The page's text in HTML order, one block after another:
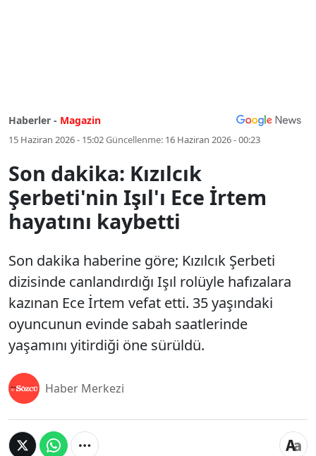
Haberler - Magazin
15 Haziran 2026 - 15:02Güncellenme: 16 Haziran 2026 - 00:23
Son dakika: Kızılcık
Şerbeti'nin Işıl'ı Ece İrtem
hayatını kaybetti
Son dakika haberine göre; Kızılcık Şerbeti
dizisinde canlandırdığı Işıl rolüyle hafızalara
kazınan Ece İrtem vefat etti. 35 yaşındaki
oyuncunun evinde sabah saatlerinde
yaşamını yitirdiği öne sürüldü.
Haber Merkezi